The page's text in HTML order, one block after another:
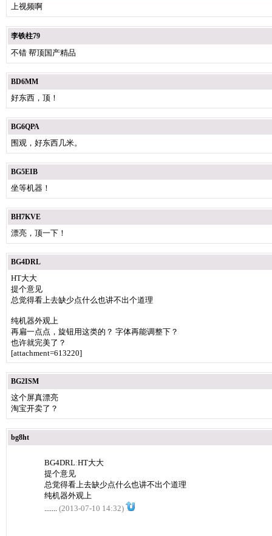
上视频啊
李铁柱79
不错 帮顶国产精品
BD6MM
好东西，顶！
BG6QPA
围观，好东西几米。
BG5EIB
坐等机器！
BH7KVE
漂亮，顶一下！
BG4DRL
HT大大
提个意见
总觉得看上去缺少点什么也讲不出个道理
纯机器外观上
再扁一点点，旋钮用这类的？ 字体再能调整下？
也许就完美了？
[attachment=613220]
BG2ISM
这个屏真漂亮
淘宝开卖了？
bg8ht
BG4DRL:HT大大
提个意见
总觉得看上去缺少点什么也讲不出个道理
纯机器外观上
....... (2013-07-10 14:32)